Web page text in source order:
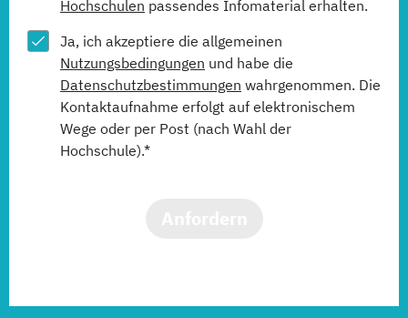
Hochschulen passendes Infomaterial erhalten.
Ja, ich akzeptiere die allgemeinen
Nutzungsbedingungen und habe die
Datenschutzbestimmungen wahrgenommen. Die
Kontaktaufnahme erfolgt auf elektronischem
Wege oder per Post (nach Wahl der
Hochschule).*